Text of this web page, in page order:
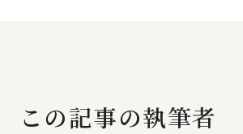
この記事の執筆者